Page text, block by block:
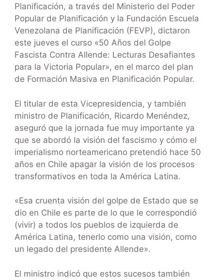
Planificación, a través del Ministerio del Poder
Popular de Planificación y la Fundación Escuela
Venezolana de Planificación (FEVP), dictaron
este jueves el curso «50 Años del Golpe
Fascista Contra Allende: Lecturas Desafiantes
para la Victoria Popular», en el marco del plan
de Formación Masiva en Planificación Popular.
El titular de esta Vicepresidencia, y también
ministro de Planificación, Ricardo Menéndez,
aseguró que la jornada fue muy importante ya
que se abordó la visión del fascismo y cómo el
imperialismo norteamericano pretendió hace 50
años en Chile apagar la visión de los procesos
transformativos en toda la América Latina.
«Esa cruenta visión del golpe de Estado que se
dio en Chile es parte de lo que le correspondió
(vivir) a todos los pueblos de izquierda de
América Latina, tenerlo como una visión, como
un legado del presidente Allende».
El ministro indicó que estos sucesos también